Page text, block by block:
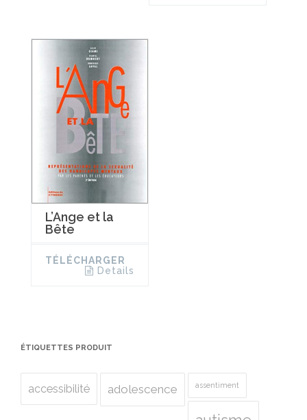
L’Ange et la
Bête
TÉLÉCHARGER
Details
ÉTIQUETTES PRODUIT
accessibilité adolescence assentiment